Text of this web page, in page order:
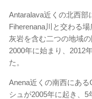
Antaralava近くの北西部
Fiherenana川と交わる
灰岩を含む二つの地域
2000年に始まり、2012
た。
Anena近くの南西にあ
シュが2005年に起き、